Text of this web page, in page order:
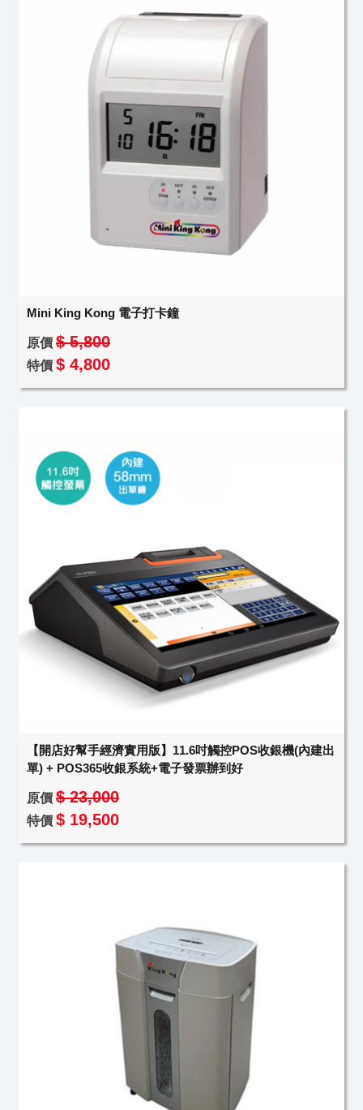
Mini King Kong 電子打卡鐘
原價 $ 5,800
特價 $ 4,800
【開店好幫手經濟實用版】11.6吋觸控POS收銀機(內建出
單) + POS365收銀系統+電子發票辦到好
原價 $ 23,000
特價 $ 19,500